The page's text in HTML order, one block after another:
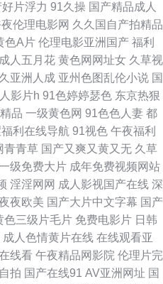
伊人 日韩欧美 91成人tv 成人无码不卡
色网螥螥 午夜私人影院 A级视频 韩
波多野解衣 韩日高清 日本另类性交
品 日韩H网站 51福利视频 超碰官网
花17c av在线色色 黑丝美女叼嘿网站
老司机精品 欧美资源站 亚洲欧洲日
三级网站网址视频 91入在线观看 国
图 AV女资源网址 国产在线另类 人妻
好片浮力 91久操 国产精品成人
伦理电影网 久久国自产拍精品
色A片 伦理电影亚洲国产 福利
人五月花 黄色网网址女 久草视
亚洲人成 亚州色图乱伦小说 国
影片h 91色婷婷瑟色 东京热狠
品 一级黄色网 91色色人妻 都
利在线导航 91视色 午夜福利
青青草 国产又爽又黄又无 久草
级免费大片 成年免费视频网站
淫淫网网 成人影视国产在线 深
夜欧美 国产大片中文字幕 国产
色三级片毛片 免费电影片 日韩
成人色情黄片在线 在线观看亚
线看 午夜精品网影院 伦理片完
拍 国产在线91 AV亚洲网址 国